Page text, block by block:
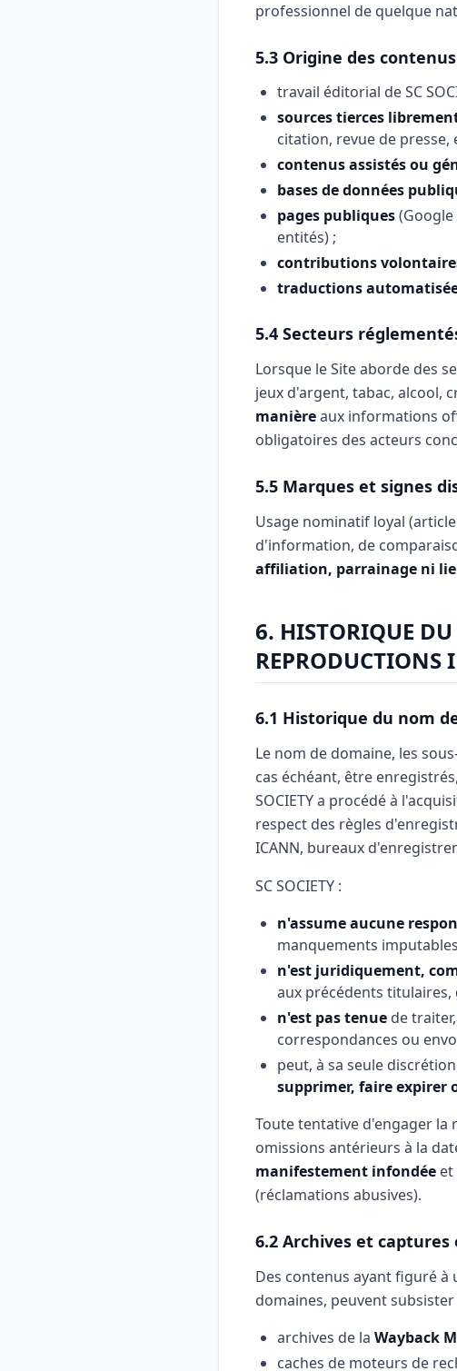
professionnel de quelque
5.3 Origine des contenus
travail éditorial de SC
sources tierces
citation, revue de
contenus assistés ou
bases de données
pages publiques(Google
entités) ;
contributions
traductions
5.4 Secteurs
Lorsque le Site aborde des
jeux d'argent, tabac, alcool,
manièreaux informations
obligatoires des acteurs
5.5 Marques et signes
Usage nominatif loyal
d'information, de
affiliation, parrainage ni
6. HISTORIQUE
REPRODUCTIONS
6.1 Historique du nom
Le nom de domaine, les
cas échéant, être
SOCIETY a procédé à
respect des règles
ICANN, bureaux
SC SOCIETY :
n'assume aucune
manquements
n'est juridiquement,
aux précédents titulaires,
n'est pas tenue de
correspondances ou
peut, à sa seule
supprimer, faire expirer
Toute tentative d'engager la
omissions antérieurs à la
manifestement infondée et
(réclamations abusives).
6.2 Archives et
Des contenus ayant figuré à
domaines, peuvent
archives de la Wayback
caches de moteurs de